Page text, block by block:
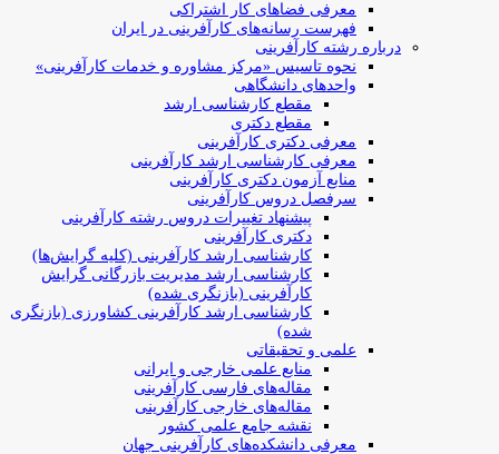
معرفی فضاهای کار اشتراکی
فهرست رسانه‌های کارآفرینی در ایران
درباره رشته کارآفرینی
نحوه تاسیس «مرکز مشاوره و خدمات کارآفرینی»
واحدهای دانشگاهی
مقطع کارشناسی ارشد
مقطع دکتری
معرفی دکتری کارآفرینی
معرفی کارشناسی ارشد کارآفرینی
منابع آزمون دکتری کارآفرینی
سرفصل دروس کارآفرینی
پیشنهاد تغییرات دروس رشته کارآفرینی
دکتری کارآفرینی
کارشناسی ارشد کارآفرینی (کلیه گرایش‌ها)
کارشناسی ارشد مدیریت بازرگانی گرایش
کارآفرینی (بازنگری شده)
کارشناسی ارشد کارآفرینی کشاورزی (بازنگری
شده)
علمی و تحقیقاتی
منابع علمی خارجی و ایرانی
مقاله‌های فارسی کارآفرینی
مقاله‌های خارجی کارآفرینی
نقشه جامع علمی کشور
معرفی دانشکده‌های کارآفرینی جهان